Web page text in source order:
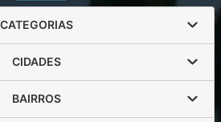
CATEGORIAS
CIDADES
BAIRROS